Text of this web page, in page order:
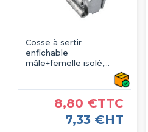
Cosse à sertir
enfichable
mâle+femelle isolé,
6.3mm - sachet de 100
8,80 €TTC
7,33 €HT